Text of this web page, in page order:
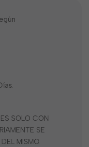
SOLO CON
SE
MISMO.